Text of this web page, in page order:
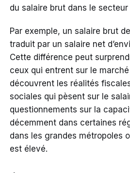
du salaire brut dans le secteur
Par exemple, un salaire brut
traduit par un salaire net
Cette différence peut
ceux qui entrent sur le
découvrent les réalités
sociales qui pèsent sur le
questionnements sur la
décemment dans certaines
dans les grandes métropoles
est élevé.